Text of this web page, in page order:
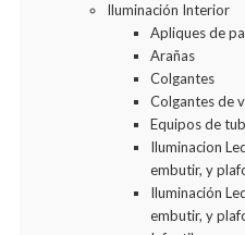
Iluminación Interior
Apliques de
Arañas
Colgantes
Colgantes de
Equipos de
Iluminacion
embutir, y
Iluminación
embutir, y